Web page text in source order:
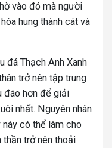
vào đó mà người
hung thành cát và
đá Thạch Anh Xanh
trở nên tập trung
đáo hơn để giải
nhất. Nguyên nhân
có thể làm cho
thần trở nên thoải